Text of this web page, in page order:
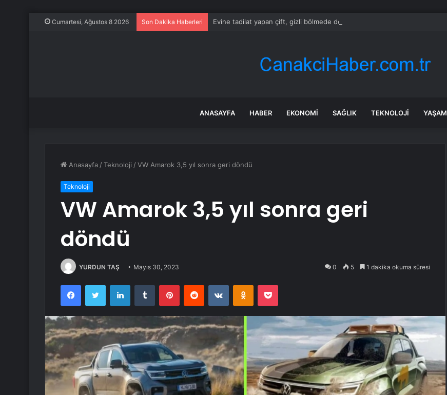
Cumartesi, Ağustos 8 2026 Son Dakika Haberleri Evine tadilat yapan çift, gizli bölmede deste deste para buldu
ANASAYFA HABER EKONOMI SAĞLIK TEKNOLOJI YAŞAM
Anasayfa /Teknoloji /VW Amarok 3,5 yıl sonra geri döndü
Teknoloji
VW Amarok 3,5 yıl sonra geri
döndü
YURDUN TAŞ Mayıs 30, 2023 0 5 1 dakika okuma süresi
FacebookTwitter LinkedInTumblr PinterestReddit VKontakteOdnoklassniki
Pocket